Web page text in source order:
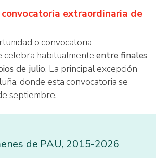
convocatoria extraordinaria de
o convocatoria
celebra habitualmente entre finales
de julio. La principal excepción
donde esta convocatoria se
septiembre.
de PAU, 2015-2026